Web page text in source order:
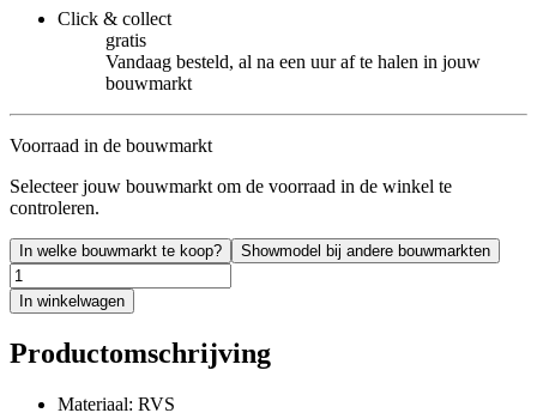
Click & collect
gratis
Vandaag besteld, al na een uur af te halen in jouw
bouwmarkt
Voorraad in de bouwmarkt
Selecteer jouw bouwmarkt om de voorraad in de winkel te
controleren.
In welke bouwmarkt te koop? Showmodel bij andere bouwmarkten
In winkelwagen
Productomschrijving
Materiaal: RVS